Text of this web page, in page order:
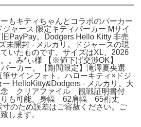
もキティちゃんとコラボのパーカー
ジャース 限定キティパーカー Mサイ
PayPay。Dodgers Hello Kitty 非売
未開封 - メルカリ。ドジャースの現
いたものです。サイズはXL、2026
。み*ぃ様 【※値下げ交渉OK】
ーカー。【期間限定】滝澤夏央選
サインフォト。ハローキティ×ドジ
ー HelloKitty&Dodgers - メルカリ。大
念 クリアファイル 観戦証明書付
りも可能。身幅 62肩幅 65裄丈
のため誤差はご容赦ください。ご
します。